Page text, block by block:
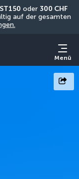
oder 300 CHF
auf der gesamten
Menü